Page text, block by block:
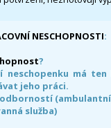
NESCHOPNOSTI:
?
neschopenku má
jeho práci.
služba)